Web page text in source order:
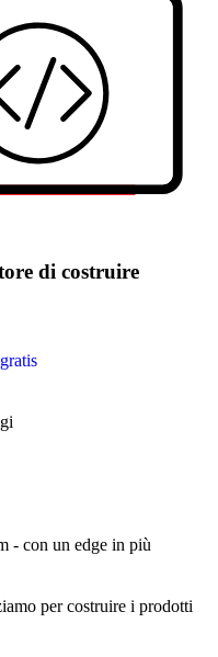
di costruire
- con un edge in più
per costruire i prodotti